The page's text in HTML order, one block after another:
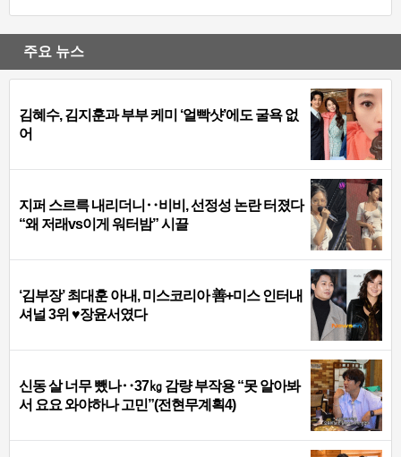
주요 뉴스
김혜수, 김지훈과 부부 케미 ‘얼빡샷’에도 굴욕 없
어
지퍼 스르륵 내리더니‥비비, 선정성 논란 터졌다
“왜 저래vs이게 워터밤” 시끌
‘김부장’ 최대훈 아내, 미스코리아 善+미스 인터내
셔널 3위 ♥장윤서였다
신동 살 너무 뺐나‥37㎏ 감량 부작용 “못 알아봐
서 요요 와야하나 고민”(전현무계획4)